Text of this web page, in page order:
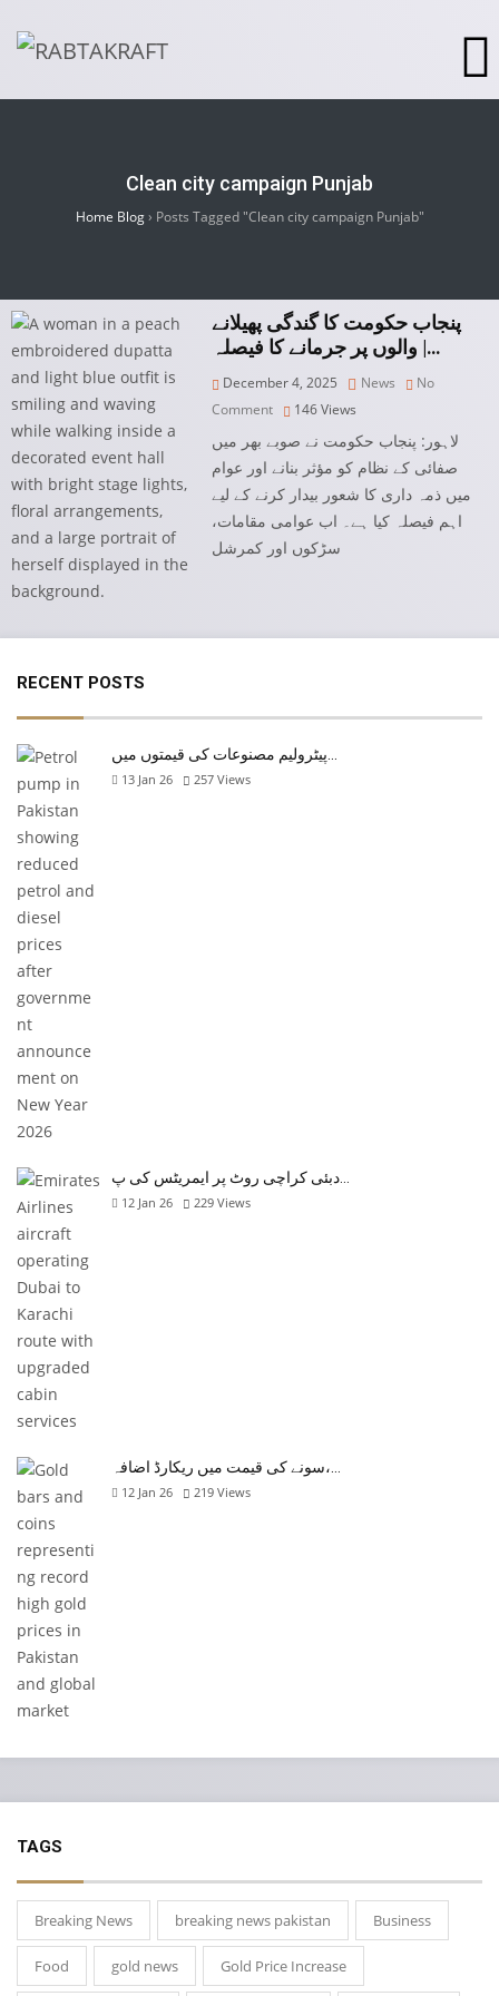
Clean city campaign Punjab
Home Blog› Posts Tagged "Clean city campaign Punjab"
پنجاب حکومت کا گندگی پھیلانے
والوں پر جرمانے کا فیصلہ |…
December 4, 2025 News
No
Comment
146Views
لاہور: پنجاب حکومت نے صوبے بھر میں
صفائی کے نظام کو مؤثر بنانے اور عوام
میں ذمہ داری کا شعور بیدار کرنے کے لیے
اہم فیصلہ کیا ہے۔ اب عوامی مقامات،
سڑکوں اور کمرشل
RECENT POSTS
13 Jan 26 257 Views
12 Jan 26 229 Views
سونے کی قیمت میں ریکارڈ اضافہ،…
12 Jan 26 219 Views
TAGS
Breaking News breaking news pakistan Business
Food gold news Gold Price Increase